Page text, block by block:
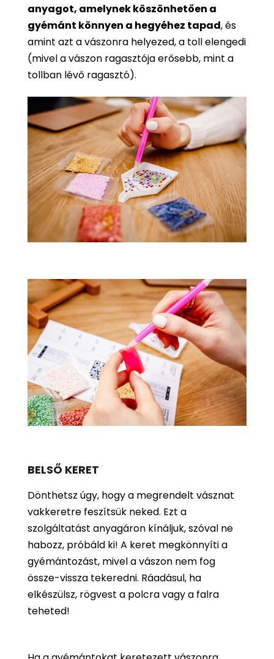
anyagot, amelynek köszönhetően a
gyémánt könnyen a hegyéhez tapad, és
amint azt a vászonra helyezed, a toll elengedi
(mivel a vászon ragasztója erősebb, mint a
tollban lévő ragasztó).
BELSŐ KERET
Dönthetsz úgy, hogy a megrendelt vásznat
vakkeretre feszítsük neked. Ezt a
szolgáltatást anyagáron kínáljuk, szóval ne
habozz, próbáld ki! A keret megkönnyíti a
gyémántozást, mivel a vászon nem fog
össze-vissza tekeredni. Ráadásul, ha
elkészülsz, rögvest a polcra vagy a falra
teheted!